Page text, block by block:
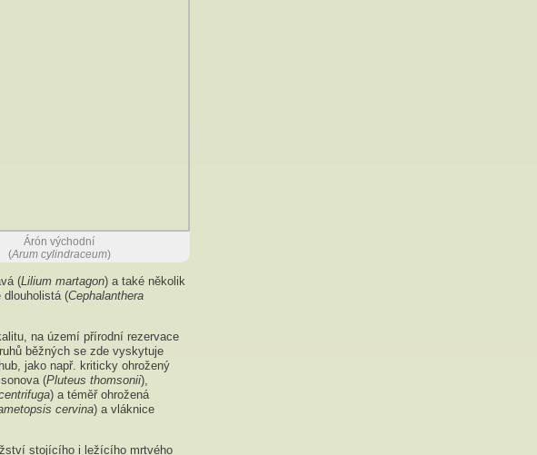
Árón východní
(Arum cylindraceum)
(Lilium martagon) a také několik
dlouholistá (Cephalanthera
na území přírodní rezervace
běžných se zde vyskytuje
jako např. kriticky ohrožený
(Pluteus thomsonii),
) a téměř ohrožená
cervina) a vláknice
stojícího i ležícího mrtvého